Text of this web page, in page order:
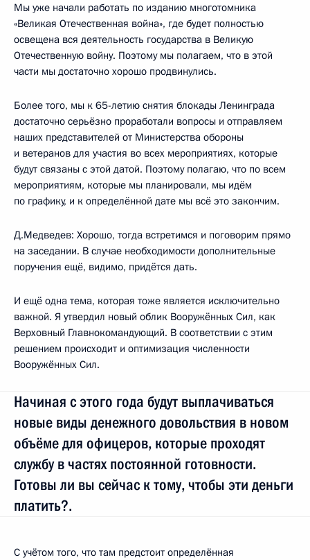
Мы уже начали работать по изданию многотомника
«Великая Отечественная война», где будет полностью
освещена вся деятельность государства в Великую
Отечественную войну. Поэтому мы полагаем, что в этой
части мы достаточно хорошо продвинулись.
Более того, мы к 65-летию снятия блокады Ленинграда
достаточно серьёзно проработали вопросы и отправляем
наших представителей от Министерства обороны
и ветеранов для участия во всех мероприятиях, которые
будут связаны с этой датой. Поэтому полагаю, что по всем
мероприятиям, которые мы планировали, мы идём
по графику, и к определённой дате мы всё это закончим.
Д.Медведев: Хорошо, тогда встретимся и поговорим прямо
на заседании. В случае необходимости дополнительные
поручения ещё, видимо, придётся дать.
И ещё одна тема, которая тоже является исключительно
важной. Я утвердил новый облик Вооружённых Сил, как
Верховный Главнокомандующий. В соответствии с этим
решением происходит и оптимизация численности
Вооружённых Сил.
Начиная с этого года будут выплачиваться
новые виды денежного довольствия в новом
объёме для офицеров, которые проходят
службу в частях постоянной готовности.
Готовы ли вы сейчас к тому, чтобы эти деньги
платить?.
С учётом того, что там предстоит определённая